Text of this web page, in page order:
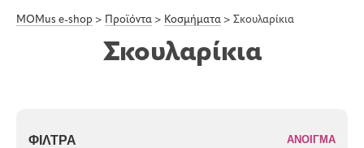
MOMus e-shop > Προϊόντα > Κοσμήματα > Σκουλαρίκια
Σκουλαρίκια
ΦΊΛΤΡΑ ΑΝΟΙΓΜΑ